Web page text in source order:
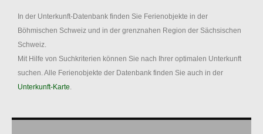
In der Unterkunft-Datenbank finden Sie Ferienobjekte in der
Böhmischen Schweiz und in der grenznahen Region der Sächsischen
Schweiz.
Mit Hilfe von Suchkriterien können Sie nach Ihrer optimalen Unterkunft
suchen. Alle Ferienobjekte der Datenbank finden Sie auch in der
Unterkunft-Karte.